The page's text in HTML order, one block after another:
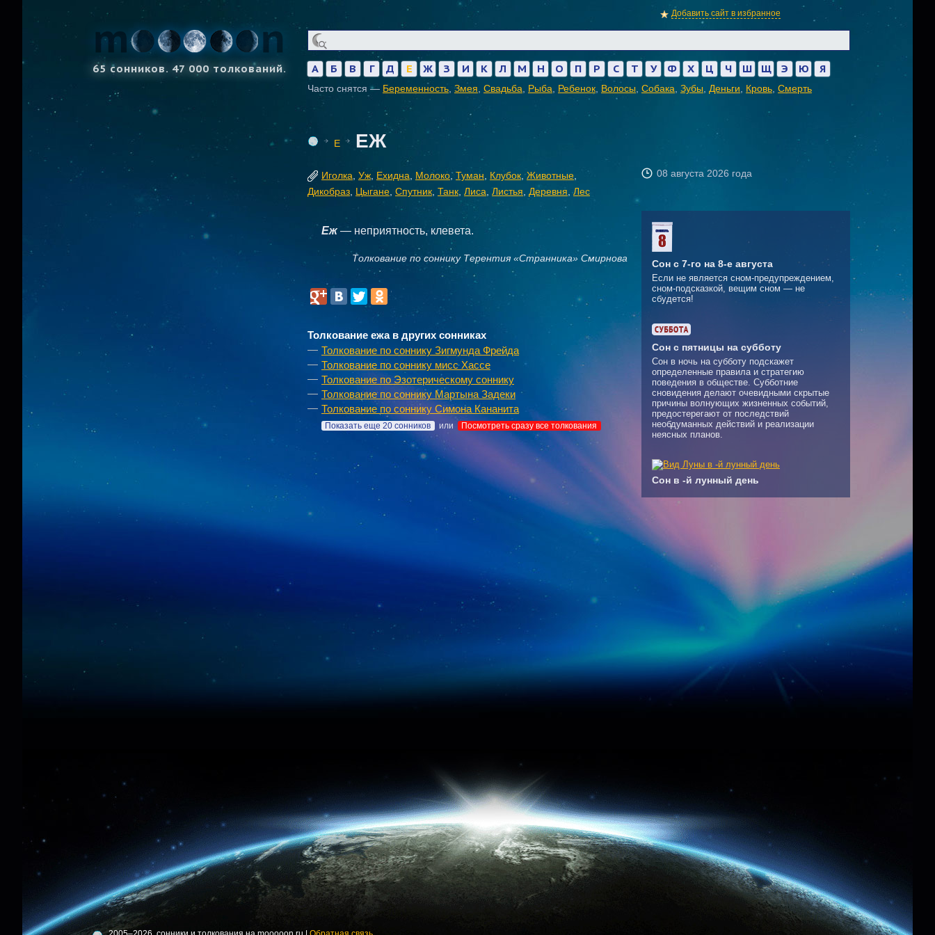
Добавить сайт в избранное
65 сонников. 47 000 толкований. А Б В Г Д Е Ж З И К Л М Н О П Р С Т У Ф Х Ц Ч Ш Щ Э Ю Я
Часто снятся — Беременность Змея Свадьба Рыба Ребенок Волосы Собака Зубы Деньги Кровь Смерть
Е ЕЖ
Иголка Уж Ехидна Молоко, Туман Клубок ,Животные
Дикобраз Цыгане Спутник Танк Лиса Листья Деревня ,Лес
08 августа 2026 года
Еж— неприятность, клевета.
Толкование по соннику Терентия «Странника» Смирнова
Толкование ежа в других сонниках
Толкование по соннику Зигмунда Фрейда
Толкование по соннику мисс Хассе
Толкование по Эзотерическому соннику
Толкование по соннику Мартына Задеки
Толкование по соннику Симона Кананита
Показать еще 20 сонников или Посмотреть сразу все толкования
Сон с 7-го на 8-е августа
Если не является сном-предупреждением,
сном-подсказкой, вещим сном — не
сбудется!
Сон с пятницы на субботу
Сон в ночь на субботу подскажет
определенные правила и стратегию
поведения в обществе. Субботние
сновидения делают очевидными скрытые
причины волнующих жизненных событий,
предостерегают от последствий
необдуманных действий и реализации
неясных планов.
Сон в -й лунный день